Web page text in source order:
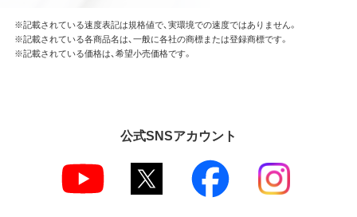
※記載されている速度表記は規格値で、実環境での速度ではありません。
※記載されている各商品名は、一般に各社の商標または登録商標です。
※記載されている価格は、希望小売価格です。
公式SNSアカウント